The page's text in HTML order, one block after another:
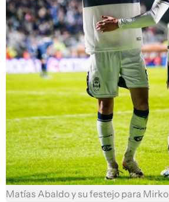
Matías Abaldo y su festejo para Mirko